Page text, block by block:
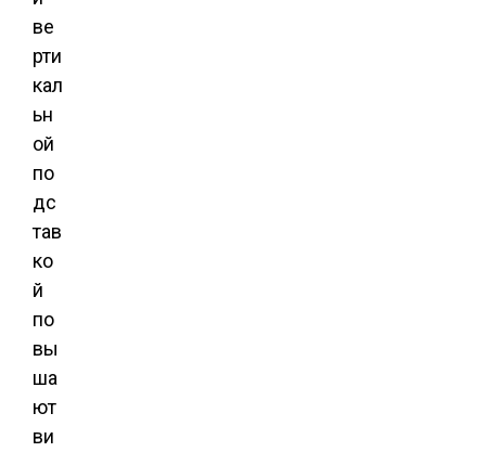
ве
рти
кал
ьн
ой
по
дс
тав
ко
й
по
вы
ша
ют
ви